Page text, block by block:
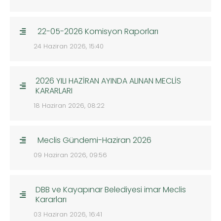
22-05-2026 Komisyon Raporları
24 Haziran 2026, 15:40
2026 YILI HAZİRAN AYINDA ALINAN MECLİS
KARARLARI
18 Haziran 2026, 08:22
Meclis Gündemi-Haziran 2026
09 Haziran 2026, 09:56
DBB ve Kayapınar Belediyesi imar Meclis
Kararları
03 Haziran 2026, 16:41